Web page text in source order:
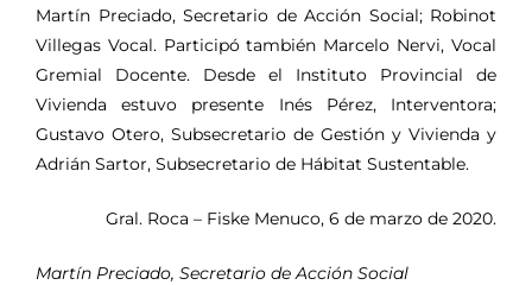
Martín Preciado, Secretario de Acción Social; Robinot
Villegas Vocal. Participó también Marcelo Nervi, Vocal
Gremial Docente. Desde el Instituto Provincial de
Vivienda estuvo presente Inés Pérez, Interventora;
Gustavo Otero, Subsecretario de Gestión y Vivienda y
Adrián Sartor, Subsecretario de Hábitat Sustentable.
Gral. Roca – Fiske Menuco, 6 de marzo de 2020.
Martín Preciado, Secretario de Acción Social